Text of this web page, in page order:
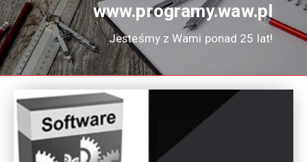
www.programy.waw.pl
Jesteśmy z Wami ponad 25 lat!